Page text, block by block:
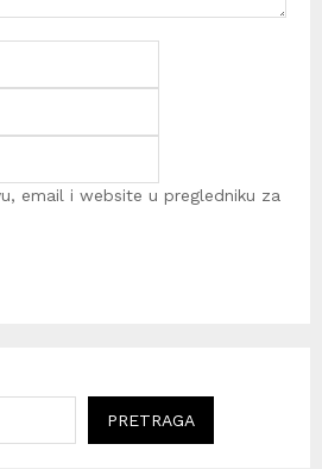
email i website u pregledniku za
PRETRAGA